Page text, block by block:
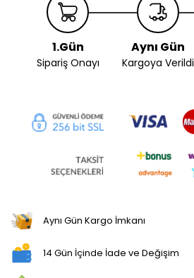
1.Gün
Sipariş Onayı
Aynı Gün
Kargoya Verildi
Aynı Gün Kargo İmkanı
14 Gün İçinde İade ve Değişim